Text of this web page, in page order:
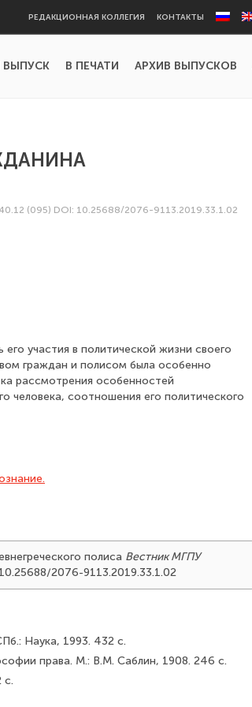
РЕДАКЦИОННАЯ КОЛЛЕГИЯ КОНТАКТЫ
ВЫПУСК В ПЕЧАТИ АРХИВ ВЫПУСКОВ
(095) DOI: 10.25688/2076-9113.2019.33.1.02
участия в политической жизни своего
граждан и полисом была особенно
рассмотрения особенностей
человека, соотношения его политического
полиса Вестник МГПУ
2076-9113.2019.33.1.02
Наука, 1993. 432 с.
права. М.: В.М. Саблин, 1908. 246 с.
с.